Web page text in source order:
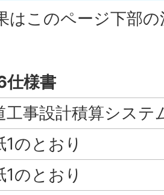
はこのページ下部
仕様書
工事設計積算システ
1のとおり
1のとおり